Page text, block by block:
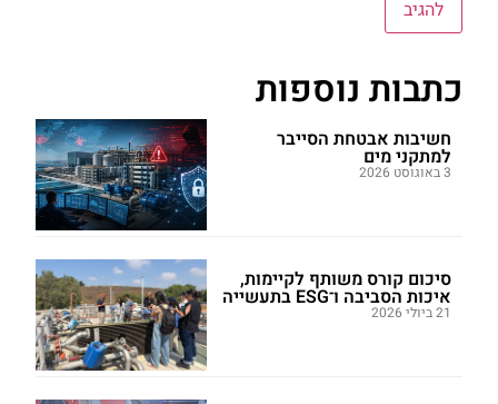
כתבות נוספות
חשיבות אבטחת הסייבר
למתקני מים
3 באוגוסט 2026
סיכום קורס משותף לקיימות,
איכות הסביבה ו־ESG בתעשייה
21 ביולי 2026